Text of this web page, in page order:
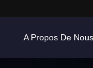
A Propos De Nous